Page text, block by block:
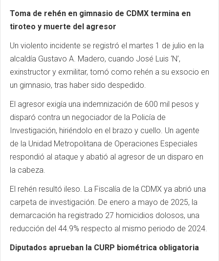
Toma de rehén en gimnasio de CDMX termina en
tiroteo y muerte del agresor
Un violento incidente se registró el martes 1 de julio en la
alcaldía Gustavo A. Madero, cuando José Luis ‘N’,
exinstructor y exmilitar, tomó como rehén a su exsocio en
un gimnasio, tras haber sido despedido.
El agresor exigía una indemnización de 600 mil pesos y
disparó contra un negociador de la Policía de
Investigación, hiriéndolo en el brazo y cuello. Un agente
de la Unidad Metropolitana de Operaciones Especiales
respondió al ataque y abatió al agresor de un disparo en
la cabeza.
El rehén resultó ileso. La Fiscalía de la CDMX ya abrió una
carpeta de investigación. De enero a mayo de 2025, la
demarcación ha registrado 27 homicidios dolosos, una
reducción del 44.9% respecto al mismo periodo de 2024.
Diputados aprueban la CURP biométrica obligatoria